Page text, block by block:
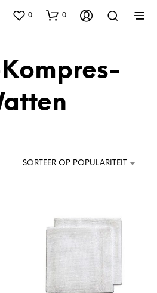
0 0
SORTEER OP POPULARITEIT